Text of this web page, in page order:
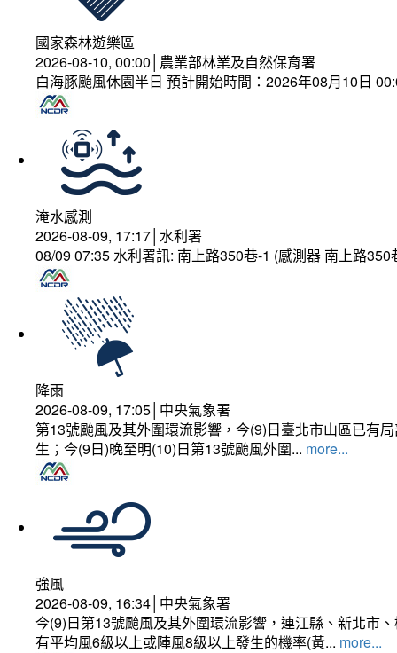
國家森林遊樂區
2026-08-10, 00:00│農業部林業及自然保育署
白海豚颱風休園半日 預計開始時間：2026年08月10日
淹水感測
2026-08-09, 17:17│水利署
08/09 07:35 水利署訊: 南上路350巷-1 (感測器 南上路
降雨
2026-08-09, 17:05│中央氣象署
第13號颱風及其外圍環流影響，今(9)日臺北市山區已有
生；今(9日)晚至明(10)日第13號颱風外圍... more...
強風
2026-08-09, 16:34│中央氣象署
今(9)日第13號颱風及其外圍環流影響，連江縣、新北市
有平均風6級以上或陣風8級以上發生的機率(黃... more...